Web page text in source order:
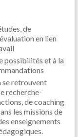
de
en lien
possibilités et à la
retrouvent
recherche-
de coaching
les missions de
enseignements